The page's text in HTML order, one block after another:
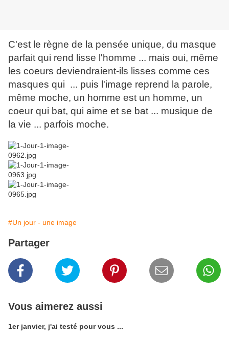
C'est le règne de la pensée unique, du masque
parfait qui rend lisse l'homme ... mais oui, même
les coeurs deviendraient-ils lisses comme ces
masques qui ... puis l'image reprend la parole,
même moche, un homme est un homme, un
coeur qui bat, qui aime et se bat ... musique de
la vie ... parfois moche.
#Un jour - une image
Partager
Vous aimerez aussi
1er janvier, j'ai testé pour vous ...